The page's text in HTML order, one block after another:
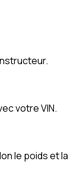
votre VIN.
le poids et la